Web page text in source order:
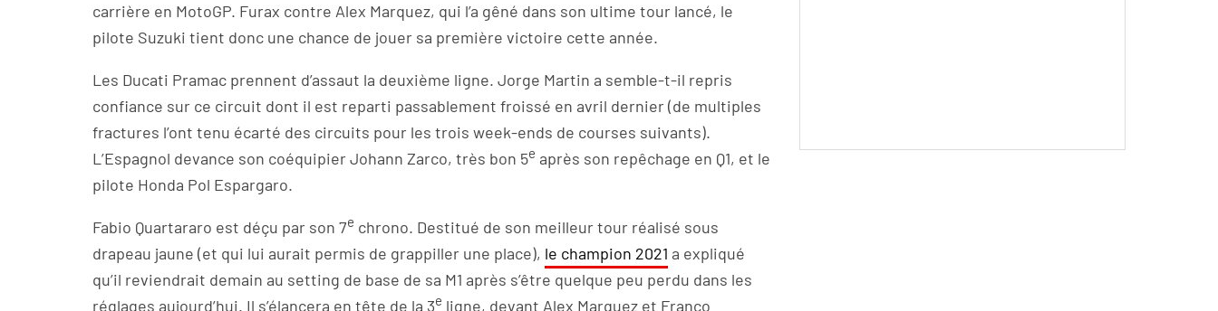
carrière en MotoGP. Furax contre Alex Marquez, qui l’a gêné dans son ultime tour lancé, le
pilote Suzuki tient donc une chance de jouer sa première victoire cette année.
Les Ducati Pramac prennent d’assaut la deuxième ligne. Jorge Martin a semble-t-il repris
confiance sur ce circuit dont il est reparti passablement froissé en avril dernier (de multiples
fractures l’ont tenu écarté des circuits pour les trois week-ends de courses suivants).
L’Espagnol devance son coéquipier Johann Zarco, très bon 5e après son repêchage en Q1, et le
pilote Honda Pol Espargaro.
Fabio Quartararo est déçu par son 7e chrono. Destitué de son meilleur tour réalisé sous
drapeau jaune (et qui lui aurait permis de grappiller une place), le champion 2021 a expliqué
qu’il reviendrait demain au setting de base de sa M1 après s’être quelque peu perdu dans les
réglages aujourd’hui. Il s’élancera en tête de la 3e ligne, devant Alex Marquez et Franco